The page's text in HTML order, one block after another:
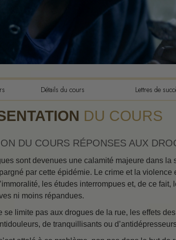
Communiquer efficacement
Les composantes de la
Les dynamiques de
L’éthique et les conditions
publiques
Les investigations
Solutions à un
dangereux
Cibles et buts
Détails du cours Lettres de
DU COURS
DU COURS RÉPONSES AUX
sont devenues une calamité majeure dans la
par cette épidémie. Le crime et la
les études interrompues et, de ce fait,
ni moins répandues.
se limite pas aux drogues de la rue, les effets
de tranquillisants ou